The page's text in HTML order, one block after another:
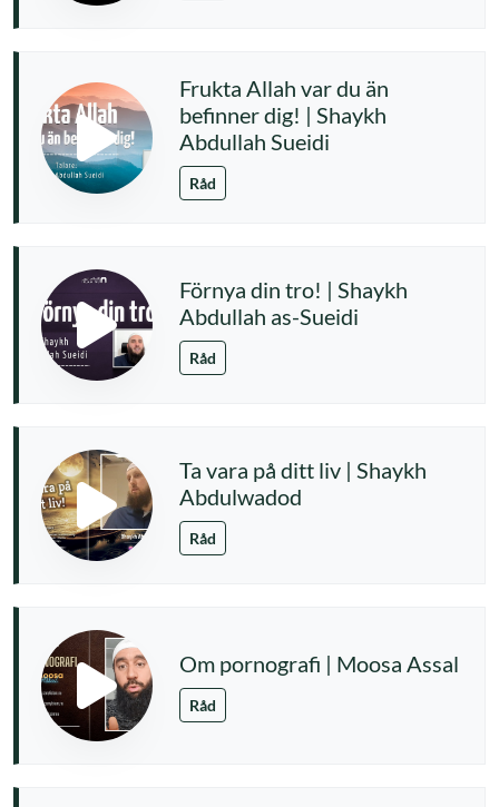
Frukta Allah var du än
befinner dig! | Shaykh
Abdullah Sueidi
Råd
Förnya din tro! | Shaykh
Abdullah as-Sueidi
Råd
Ta vara på ditt liv | Shaykh
Abdulwadod
Råd
Om pornografi | Moosa Assal
Råd